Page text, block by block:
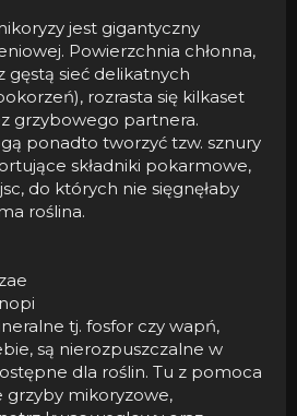
jest gigantyczny
Powierzchnia chłonna,
sieć delikatnych
rozrasta się kilkaset
grzybowego partnera.
ponadto tworzyć tzw. sznury
składniki pokarmowe,
do których nie sięgnęłaby
roślina.
tj. fosfor czy wapń,
są nierozpuszczalne w
dla roślin. Tu z pomoca
grzyby mikoryzowe,